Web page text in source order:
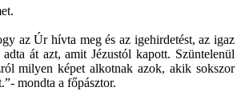
az Úr hívta meg és az igehirdetést, az igaz
át azt, amit Jézustól kapott. Szüntelenül
milyen képet alkotnak azok, akik sokszor
mondta a főpásztor.